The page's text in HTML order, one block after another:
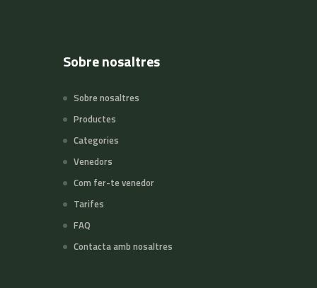
Sobre nosaltres
Sobre nosaltres
Productes
Categories
Venedors
Com fer-te venedor
Tarifes
FAQ
Contacta amb nosaltres